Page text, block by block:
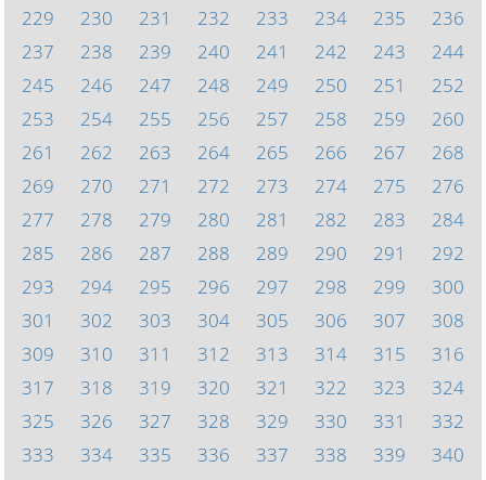
229
230 231 232 233 234 235
236
237
238 239 240 241 242 243
244
245
246 247 248 249 250 251
252
253
254 255 256 257 258 259
260
261
262 263 264 265 266 267
268
269
270 271 272 273 274 275
276
277
278 279 280 281 282 283
284
285
286 287 288 289 290 291
292
293
294 295 296 297 298 299
300
301
302 303 304 305 306 307
308
309
310 311 312 313 314 315
316
317
318 319 320 321 322 323
324
325
326 327 328 329 330 331
332
333
334 335 336 337 338 339
340